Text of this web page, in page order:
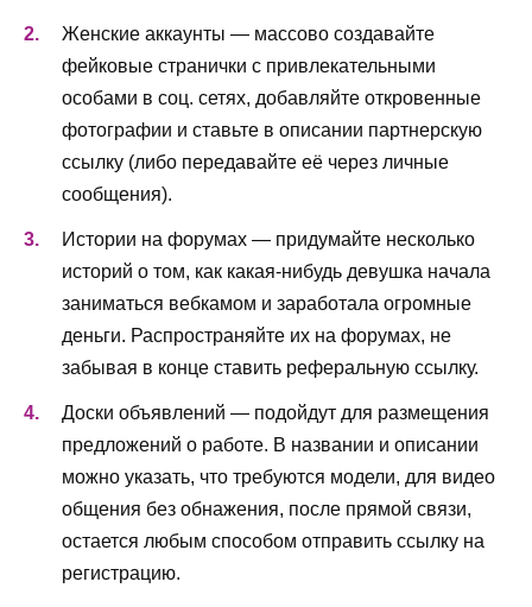
Женские аккаунты — массово создавайте
фейковые странички с привлекательными
особами в соц. сетях, добавляйте откровенные
фотографии и ставьте в описании партнерскую
ссылку (либо передавайте её через личные
сообщения).
Истории на форумах — придумайте несколько
историй о том, как какая-нибудь девушка начала
заниматься вебкамом и заработала огромные
деньги. Распространяйте их на форумах, не
забывая в конце ставить реферальную ссылку.
Доски объявлений — подойдут для размещения
предложений о работе. В названии и описании
можно указать, что требуются модели, для видео
общения без обнажения, после прямой связи,
остается любым способом отправить ссылку на
регистрацию.